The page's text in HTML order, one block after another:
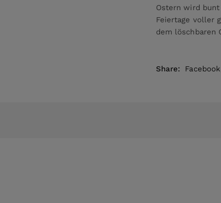
Ostern wird
Feiertage voller
dem löschbaren
Share: Facebook